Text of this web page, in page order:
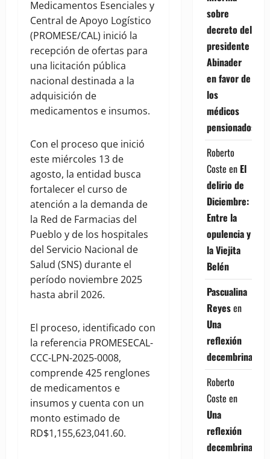
Medicamentos Esenciales y
Central de Apoyo Logístico
(PROMESE/CAL) inició la
recepción de ofertas para
una licitación pública
nacional destinada a la
adquisición de
medicamentos e insumos.
Con el proceso que inició
este miércoles 13 de
agosto, la entidad busca
fortalecer el curso de
atención a la demanda de
la Red de Farmacias del
Pueblo y de los hospitales
del Servicio Nacional de
Salud (SNS) durante el
período noviembre 2025
hasta abril 2026.
El proceso, identificado con
la referencia PROMESECAL-
CCC-LPN-2025-0008,
comprende 425 renglones
de medicamentos e
insumos y cuenta con un
monto estimado de
RD$1,155,623,041.60.
sobre
decreto del
presidente
Abinader
en favor de
los
médicos
pensionados
Roberto
Coste en El
delirio de
Diciembre:
Entre la
opulencia y
la Viejita
Belén
Pascualina
Reyesen
Una
reflexión
decembrina
Roberto
Coste en
Una
reflexión
decembrina